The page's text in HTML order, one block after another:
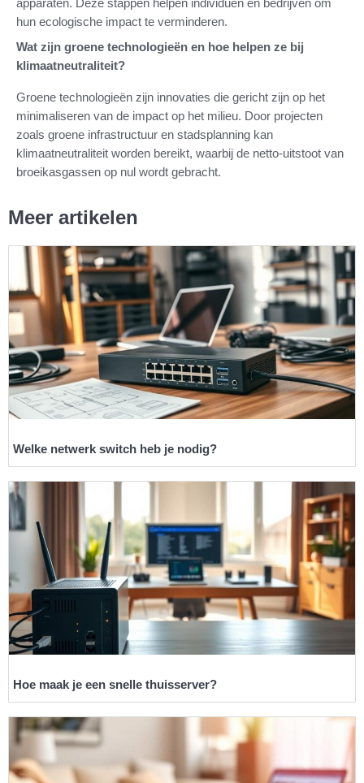
apparaten. Deze stappen helpen individuen en bedrijven om
hun ecologische impact te verminderen.
Wat zijn groene technologieën en hoe helpen ze bij
klimaatneutraliteit?
Groene technologieën zijn innovaties die gericht zijn op het
minimaliseren van de impact op het milieu. Door projecten
zoals groene infrastructuur en stadsplanning kan
klimaatneutraliteit worden bereikt, waarbij de netto-uitstoot van
broeikasgassen op nul wordt gebracht.
Meer artikelen
Welke netwerk switch heb je nodig?
Hoe maak je een snelle thuisserver?